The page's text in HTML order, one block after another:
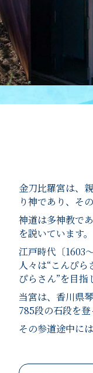
金刀比羅宮は、
り神であり、そ
神道は多神教で
を説いています。
江戸時代〔1603
人々は“こんぴ
ぴらさん”を目指
当宮は、香川県
785段の石段を登
その参道途中に